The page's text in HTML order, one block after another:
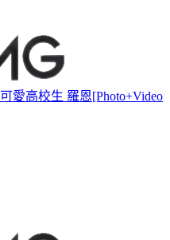
愛高校生 羅恩[Photo+Video